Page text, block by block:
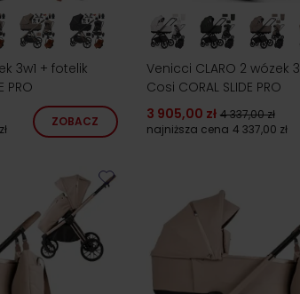
3w1 + fotelik
PRO
ZOBACZ
Venicci CLARO 2 wózek
Cosi CORAL SLIDE PRO
3 905,00 zł 4 337,00 zł
najniższa cena 4 337,00 zł